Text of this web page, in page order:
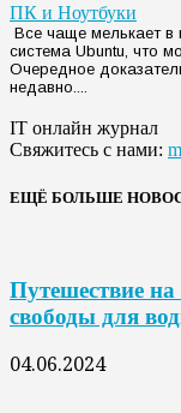
ПК и Ноутбуки
Все чаще мелькает в
система Ubuntu, что
Очередное
недавно....
IT онлайн журнал
Свяжитесь с нами:
ЕЩЁ БОЛЬШЕ
Путешествие
свободы для
04.06.2024